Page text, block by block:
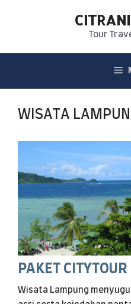
Tour
WISATA
PAKET
Wisata Lampung